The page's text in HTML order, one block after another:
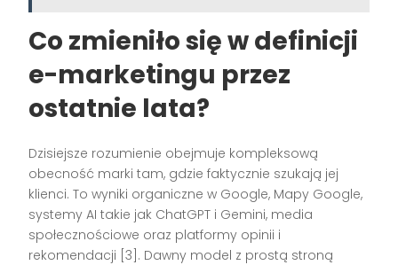
Co zmieniło się w definicji
e-marketingu przez
ostatnie lata?
Dzisiejsze rozumienie obejmuje kompleksową
obecność marki tam, gdzie faktycznie szukają jej
klienci. To wyniki organiczne w Google, Mapy Google,
systemy AI takie jak ChatGPT i Gemini, media
społecznościowe oraz platformy opinii i
rekomendacji [3]. Dawny model z prostą stroną